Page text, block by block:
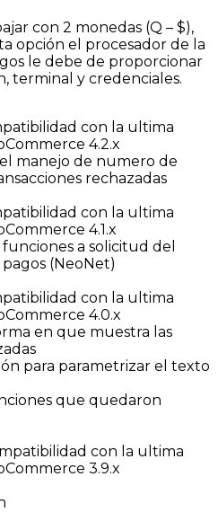
con 2 monedas (Q – $),
opción el procesador de la
le debe de proporcionar
terminal y credenciales.
con la ultima
4.2.x
manejo de numero de
rechazadas
con la ultima
4.1.x
a solicitud del
(NeoNet)
con la ultima
4.0.x
en que muestra las
para parametrizar el texto
que quedaron
con la ultima
3.9.x